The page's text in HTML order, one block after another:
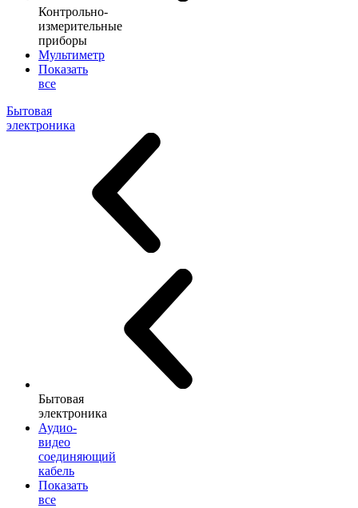
Контрольно-
измерительные
приборы
Мультиметр
Показать
все
Бытовая
электроника
Бытовая
электроника
Аудио-
видео
соединяющий
кабель
Показать
все